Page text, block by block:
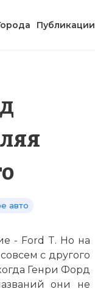
Публикации
авто
- Ford T. Но на
с другого
Генри Форд
они не